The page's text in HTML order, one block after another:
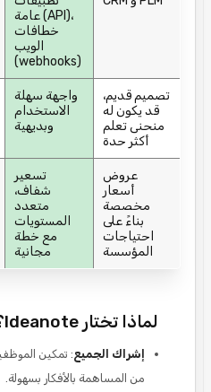
عامة (API)،
خطافات
الويب
(webhooks)
واجهة سهلة
الاستخدام
وبديهية
تصميم قديم،
قد يكون له
منحنى تعلم
أكثر حدة
تسعير
شفاف،
متعدد
المستويات
مع خطة
مجانية
عروض
أسعار
مخصصة
بناءً على
احتياجات
المؤسسة
لماذا تختار Ideanote؟
إشراك الجميع: تمكين
من المساهمة بالأفكار بسهولة.